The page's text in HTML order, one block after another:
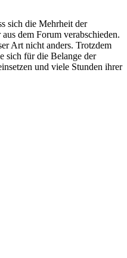
sich die Mehrheit der
dem Forum verabschieden.
Art nicht anders. Trotzdem
sich für die Belange der
und viele Stunden ihrer